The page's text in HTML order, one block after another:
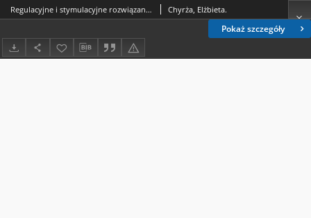
Pokaż szczegóły
Regulacyjne i stymulacyjne rozwiązania w konstrukcji podatku rolnego Chyrża, Elżbieta.